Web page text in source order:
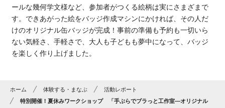
ールな幾何学文様など、参加者がつくる絵柄は実にさまざまで
す。できあがった絵をバッジ作成マシンにかければ、その人だ
けのオリジナル缶バッジが完成！事前の準備も予約も一切いら
ない気軽さ、手軽さで、大人も子どもも夢中になって、バッジ
を楽しく作り上げました。
ホーム 体験する・まなぶ
活動レポート
特別開催！夏休みワークショップ 「手ぶらでブラっと工作室―オリジナル